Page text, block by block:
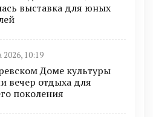
выставка для юных
2026, 10:19
Доме культуры
вечер отдыха для
поколения